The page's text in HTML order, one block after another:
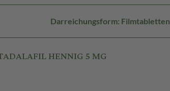
Darreichungsform: Filmtabletten
HENNIG 5 MG